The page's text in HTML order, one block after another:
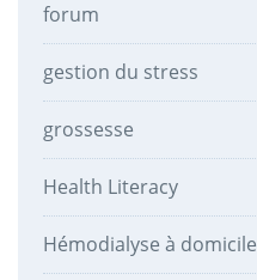
forum
gestion du stress
grossesse
Health Literacy
Hémodialyse à domicile